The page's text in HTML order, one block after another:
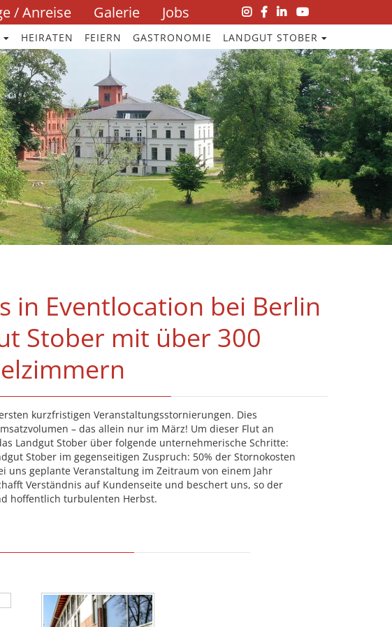
/ Anreise Galerie Jobs
Navigation
überspringen
HEIRATEN FEIERN GASTRONOMIE LANDGUT STOBER
in Eventlocation bei Berlin
Stober mit über 300
kurzfristigen Veranstaltungsstornierungen. Dies
– das allein nur im März! Um dieser Flut an
Landgut Stober über folgende unternehmerische Schritte:
Stober im gegenseitigen Zuspruch: 50% der Stornokosten
geplante Veranstaltung im Zeitraum von einem Jahr
Verständnis auf Kundenseite und beschert uns, so der
hoffentlich turbulenten Herbst.